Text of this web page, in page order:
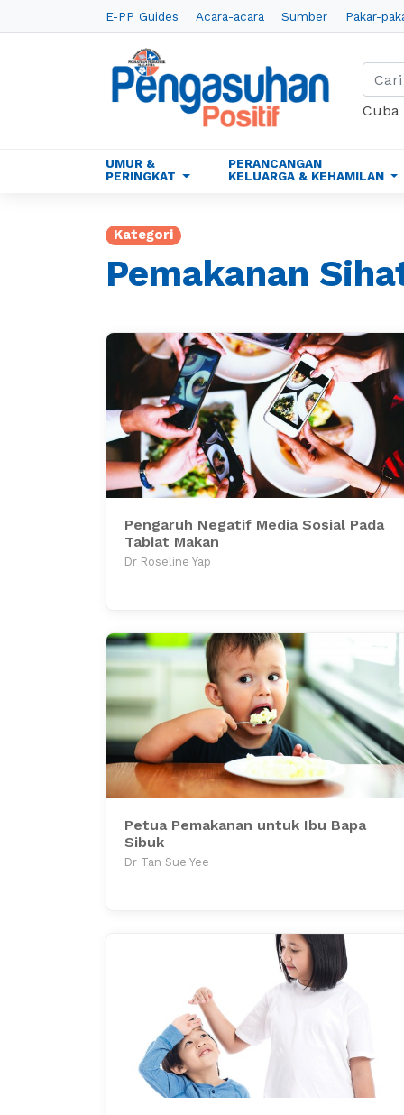
E-PP Guides Acara-acara Sumber Pakar-
Cuba
UMUR &
PERINGKAT
PERANCANGAN
KELUARGA & KEHAMILAN
Kategori
Pemakanan
Pengaruh Negatif Media Sosial Pada
Tabiat Makan
Dr Roseline Yap
Petua Pemakanan untuk Ibu Bapa
Sibuk
Dr Tan Sue Yee